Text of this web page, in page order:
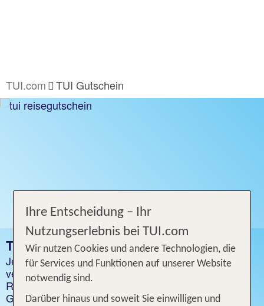
TUI.com TUI Gutschein
TUI GUTSCHEIN
Jetzt Reisegutscheine kaufen und Freude
verschenken. Gutschein Vorlage ausdrucken,
Reisegutschein verschenken und ein Lächeln ins
Gesicht zaubern!
Ihre Entscheidung – Ihr
Nutzungserlebnis bei TUI.com
Wir nutzen Cookies und andere Technologien, die
für Services und Funktionen auf unserer Website
notwendig sind.
Darüber hinaus und soweit Sie einwilligen und